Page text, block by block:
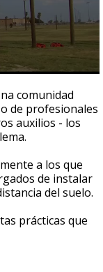
comunidad
de profesionales
auxilios - los
a los que
de instalar
del suelo.
prácticas que